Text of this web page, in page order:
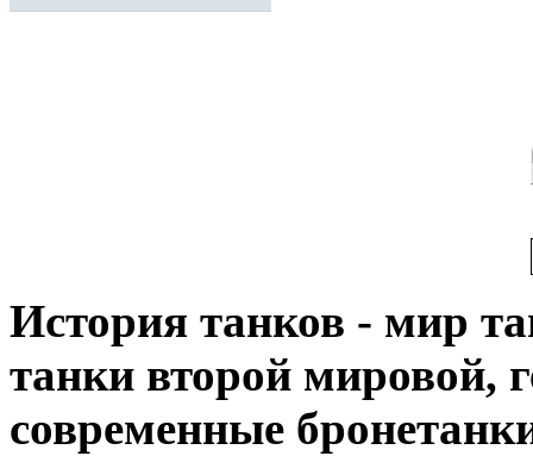
История танков - мир
танки второй мировой,
современные